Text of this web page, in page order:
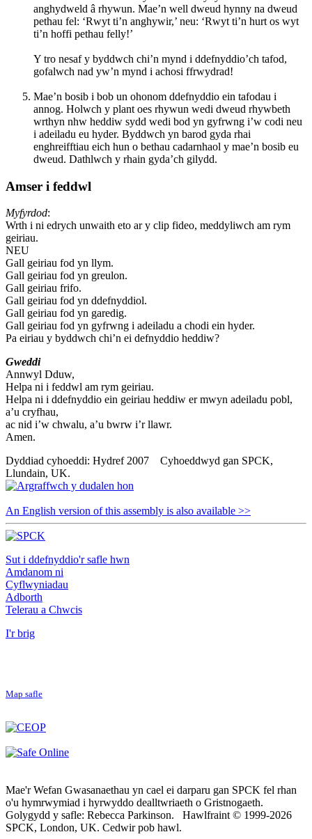
anghydweld â rhywun. Mae’n well dweud hynny na dweud
pethau fel: ‘Rwyt ti’n anghywir,’ neu: ‘Rwyt ti’n hurt os wyt
ti’n hoffi pethau felly!’
Y tro nesaf y byddwch chi’n mynd i ddefnyddio’ch tafod,
gofalwch nad yw’n mynd i achosi ffrwydrad!
Mae’n bosib i bob un ohonom ddefnyddio ein tafodau i
annog. Holwch y plant oes rhywun wedi dweud rhywbeth
wrthyn nhw heddiw sydd wedi bod yn gyfrwng i’w codi neu
i adeiladu eu hyder. Byddwch yn barod gyda rhai
enghreifftiau eich hun o bethau cadarnhaol y mae’n bosib eu
dweud. Dathlwch y rhain gyda’ch gilydd.
Amser i feddwl
Myfyrdod:
Wrth i ni edrych unwaith eto ar y clip fideo, meddyliwch am rym
geiriau.
NEU
Gall geiriau fod yn llym.
Gall geiriau fod yn greulon.
Gall geiriau frifo.
Gall geiriau fod yn ddefnyddiol.
Gall geiriau fod yn garedig.
Gall geiriau fod yn gyfrwng i adeiladu a chodi ein hyder.
Pa eiriau y byddwch chi’n ei defnyddio heddiw?
Gweddi
Annwyl Dduw,
Helpa ni i feddwl am rym geiriau.
Helpa ni i ddefnyddio ein geiriau heddiw er mwyn adeiladu pobl,
a’u cryfhau,
ac nid i’w chwalu, a’u bwrw i’r llawr.
Amen.
Dyddiad cyhoeddi: Hydref 2007 Cyhoeddwyd gan SPCK,
Llundain, UK.
An English version of this assembly is also available >>
Sut i ddefnyddio'r safle hwn
Amdanom ni
Cyflwyniadau
Adborth
Telerau a Chwcis
I'r brig
Map safle
Mae'r Wefan Gwasanaethau yn cael ei darparu gan SPCK fel rhan
o'u hymrwymiad i hyrwyddo dealltwriaeth o Gristnogaeth.
Golygydd y safle: Rebecca Parkinson. Hawlfraint © 1999-2026
SPCK, London, UK. Cedwir pob hawl.